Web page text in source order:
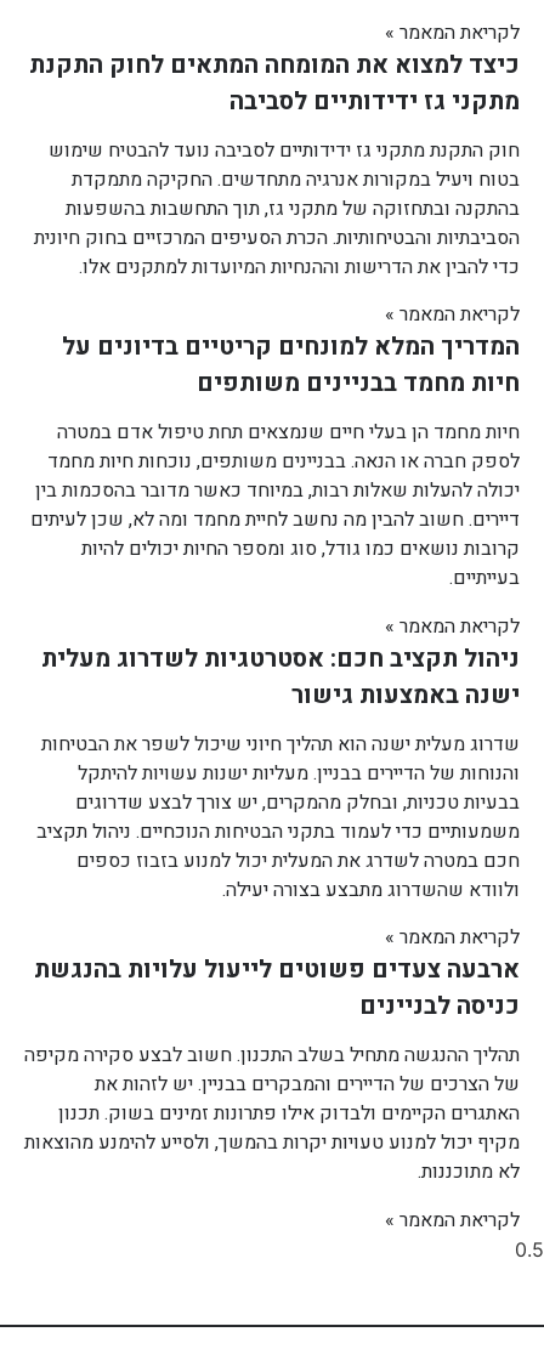
לקריאת המאמר »
כיצד למצוא את המומחה המתאים לחוק התקנת
מתקני גז ידידותיים לסביבה
חוק התקנת מתקני גז ידידותיים לסביבה נועד להבטיח שימוש
בטוח ויעיל במקורות אנרגיה מתחדשים. החקיקה מתמקדת
בהתקנה ובתחזוקה של מתקני גז, תוך התחשבות בהשפעות
הסביבתיות והבטיחותיות. הכרת הסעיפים המרכזיים בחוק חיונית
כדי להבין את הדרישות וההנחיות המיועדות למתקנים אלו.
לקריאת המאמר »
המדריך המלא למונחים קריטיים בדיונים על
חיות מחמד בבניינים משותפים
חיות מחמד הן בעלי חיים שנמצאים תחת טיפול אדם במטרה
לספק חברה או הנאה. בבניינים משותפים, נוכחות חיות מחמד
יכולה להעלות שאלות רבות, במיוחד כאשר מדובר בהסכמות בין
דיירים. חשוב להבין מה נחשב לחיית מחמד ומה לא, שכן לעיתים
קרובות נושאים כמו גודל, סוג ומספר החיות יכולים להיות
בעייתיים.
לקריאת המאמר »
ניהול תקציב חכם: אסטרטגיות לשדרוג מעלית
ישנה באמצעות גישור
שדרוג מעלית ישנה הוא תהליך חיוני שיכול לשפר את הבטיחות
והנוחות של הדיירים בבניין. מעליות ישנות עשויות להיתקל
בבעיות טכניות, ובחלק מהמקרים, יש צורך לבצע שדרוגים
משמעותיים כדי לעמוד בתקני הבטיחות הנוכחיים. ניהול תקציב
חכם במטרה לשדרג את המעלית יכול למנוע בזבוז כספים
ולוודא שהשדרוג מתבצע בצורה יעילה.
לקריאת המאמר »
ארבעה צעדים פשוטים לייעול עלויות בהנגשת
כניסה לבניינים
תהליך ההנגשה מתחיל בשלב התכנון. חשוב לבצע סקירה מקיפה
של הצרכים של הדיירים והמבקרים בבניין. יש לזהות את
האתגרים הקיימים ולבדוק אילו פתרונות זמינים בשוק. תכנון
מקיף יכול למנוע טעויות יקרות בהמשך, ולסייע להימנע מהוצאות
לא מתוכננות.
לקריאת המאמר »